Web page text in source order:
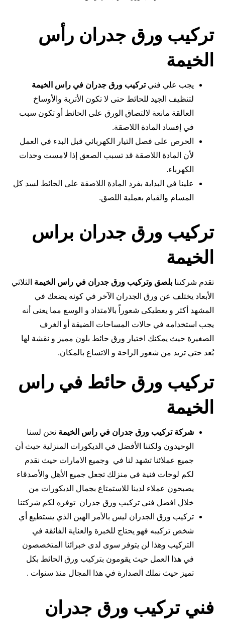
تركيب ورق جدران رأس
الخيمة
يجب علي فنيتركيب ورق جدران في راس الخيمة
لتنظيف الجيد للحائط حتى لا تكون الأتربة والأوساخ
العالقة مانعة لالتصاق الورق على الحائط أو تكون سبب
في إفساد المادة اللاصقة.
الحرص على فصل التيار الكهربائي قبل البدء في العمل
لأن المادة اللاصقة قد تسبب الصعق إذا لامست وحدات
الكهرباء.
علينا في البداية بفرد المادة اللاصقة على الحائط لسد كل
المسام والقيام بعملية اللصق.
تركيب ورق جدران براس
الخيمة
تقدم شركتنابلصق وتركيب ورق جدران في راس الخيمة الثلاثي
الأبعاد يختلف عن ورق الجدران الآخر في كونه يضعك في
المشهد أكثر و يعطيكى شعوراً بالامتداد و الوسع مما يعنى أنه
يجب استخدامه في حالات المساحات الضيقة أو الغرف
الصغيرة حيث يمكنك اختيار ورق حائط بلون مميز و نقشة لها
بُعد حتي تزيد من شعور الراحة و الاتساع بالمكان.
تركيب ورق حائط في راس
الخيمة
شركة تركيب ورق جدران في راس الخيمة نحن لسنا
الوحيدون ولكننا الأفضل في الديكورات المنزلية حيث أن
جميع عملائنا تشهد لنا في وجميع الامارات حيث نقدم
لكم لوحات فنية في منزلك تجعل جميع الأهل والأصدقاء
يصبحون عملاء لدينا للاستمتاع بجمال الديكورات من
خلال افضل فني تركيب ورق جدران توفره لكم شركتنا
تركيب ورق الجدران ليس بالأمر الهين الذي يستطيع أي
شخص تركيبه فهو يحتاج للخبرة والعناية الفائقة في
التركيب وهذا لن يتوفر سوى لدى خبرائنا المتخصصون
في هذا العمل حيث يقومون بتركيب ورق الحائط بكل
تميز حيث نملك الصدارة في هذا المجال منذ سنوات .
فني تركيب ورق جدران